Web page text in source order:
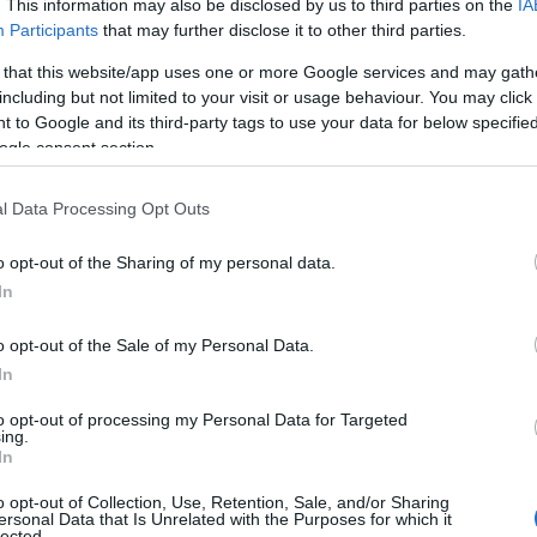
This information may also be disclosed by us to third parties on the
Participants that may further disclose it to other third parties.
that this website/app uses one or more Google services and may
but not limited to your visit or usage behaviour. You may
to Google and its third-party tags to use your data for below
consent section.
Data Processing Opt Outs
opt-out of the Sharing of my personal data.
opt-out of the Sale of my Personal Data.
opt-out of processing my Personal Data for Targeted
opt-out of Collection, Use, Retention, Sale, and/or Sharing
Data that Is Unrelated with the Purposes for which it
jsem mu to neřekla, ale naučil mě nosit
ale co nejvíc si daný okruh zkrátit tak, aby to
důležité doběhnout ve správný čas na správné
Kalošová)
že pojedeme na týmový trénink na
odbočce jsem jela blbě. Místo výjezdu na
až do Semil, kde mě cestou ohrožovalo na
bez pití a telefonu. Ostatní na mě už dlouhé
Když jsem se KONEČNĚ dohrabala k cíli
komentovat?“. Od té doby mám pořád na
bojíš to sjet? Ty, která jsi sjela do Semil?“.